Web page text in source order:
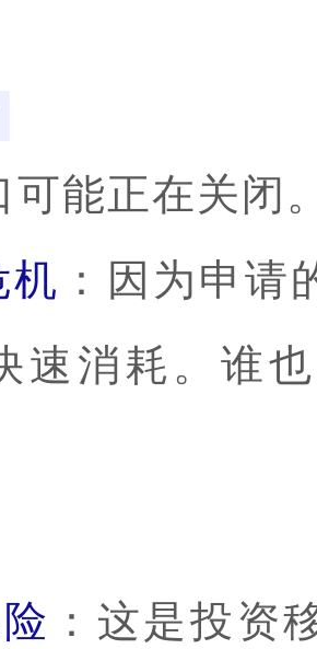
可能正在关闭
机 ：因为申
速消耗。谁
：这是投资